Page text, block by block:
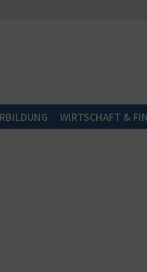
WIRTSCHAFT &